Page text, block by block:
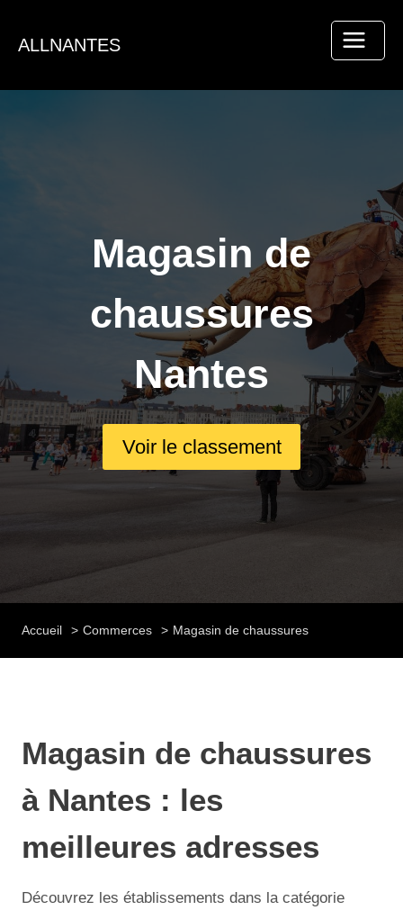
contenu
ALLNANTES
Magasin de
chaussures
Nantes
Voir le classement
Accueil Commerces Magasin de chaussures
Magasin de chaussures
à Nantes : les
meilleures adresses
Découvrez les établissements dans la catégorie